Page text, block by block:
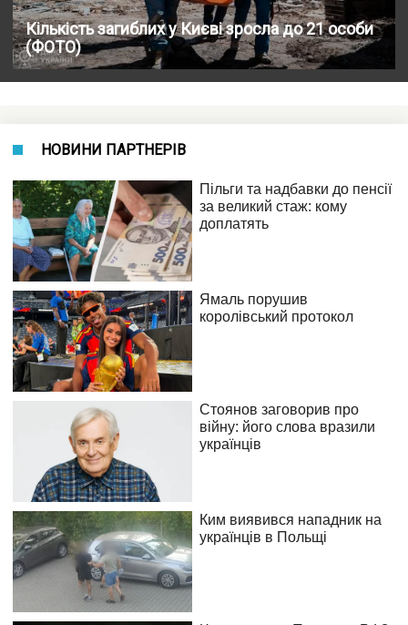
Кількість загиблих у Києві зросла до 21 особи
(ФОТО)
НОВИНИ ПАРТНЕРІВ